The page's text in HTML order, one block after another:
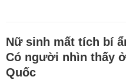
Nữ sinh mất tích bí
Có người nhìn thấy
Quốc